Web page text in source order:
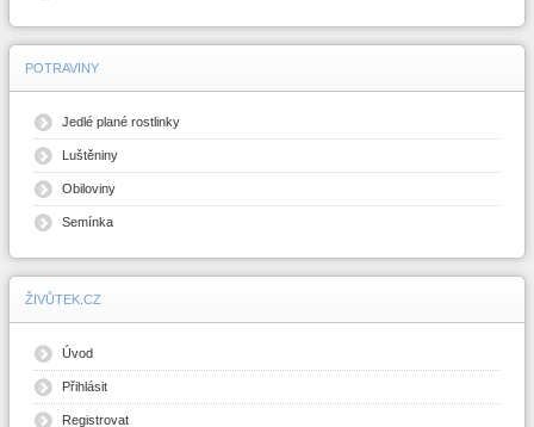
POTRAVINY
Jedlé plané rostlinky
Luštěniny
Obiloviny
Semínka
ŽIVŮTEK.CZ
Úvod
Přihlásit
Registrovat